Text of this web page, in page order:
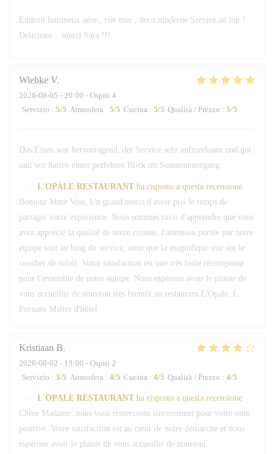
Endroit lumineux aére , vue mer , deco moderne Service au top !
Délicieux .. merci Sara !!!
Wiebke V
2026-08-05 - 20:00 - Ospiti 4
Servizio : 5/5 Atmosfera : 5/5 Cucina : 5/5 Qualità / Prezzo : 5/5
Das Essen war hervorragend, der Service sehr aufmerksam und gut
und wir hatten einen perfekten Blick im Sonnenuntergang
L'OPALE RESTAURANT ha risposto a questa recensione
Bonjour Mme Voss, Un grand merci d'avoir pris le temps de
partager votre expérience. Nous sommes ravis d'apprendre que vous
avez apprécié la qualité de notre cuisine, l'attention portée par notre
équipe tout au long du service, ainsi que la magnifique vue sur le
coucher de soleil. Votre satisfaction est une très belle récompense
pour l'ensemble de notre équipe. Nous espérons avoir le plaisir de
vous accueillir de nouveau très bientôt au restaurant L'Opale. L.
Fornaro Maître d'hôtel
Kristiaan B
2026-08-02 - 19:00 - Ospiti 2
Servizio : 3/5 Atmosfera : 4/5 Cucina : 4/5 Qualità / Prezzo : 4/5
L'OPALE RESTAURANT ha risposto a questa recensione
Chère Madame, nous vous remercions sincèrement pour votre note
positive. Votre satisfaction est au cœur de notre démarche et nous
espérons avoir le plaisir de vous accueillir de nouveau